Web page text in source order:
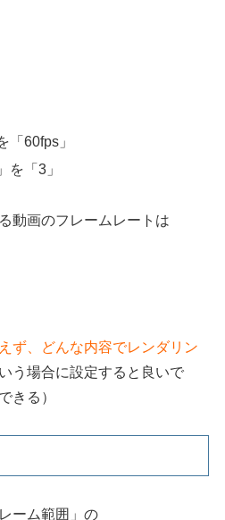
「60fps」
を「3」
動画のフレームレートは
ず、どんな内容でレンダリン
いう場合に設定すると良いで
きる）
ーム範囲」の